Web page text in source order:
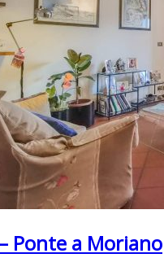
Ponte a Moriano